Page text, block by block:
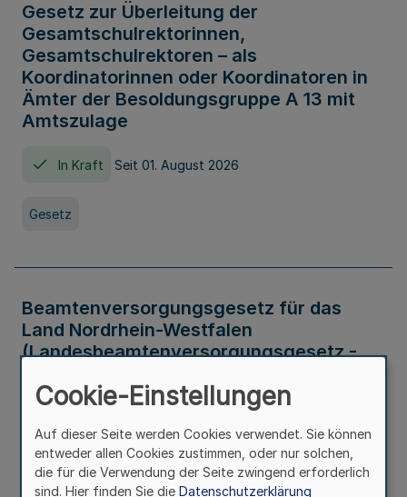
Gesetz zur Überleitung der
Gesamtschulrektorinnen,
Gesamtschulrektoren – als
Koordinatorinnen oder Koordinatoren in
Ämter der Besoldungsgruppe A 13 mit
Amtszulage
In Kraft Seit 01. August 2026
Gesetz
Beamtenversorgungsgesetz für das
Land Nordrhein-Westfalen
(Landesbeamtenversorgungsgesetz -
Gesetz
Cookie-Einstellungen
Auf dieser Seite werden Cookies verwendet. Sie können
entweder allen Cookies zustimmen, oder nur solchen,
die für die Verwendung der Seite zwingend erforderlich
sind. Hier finden Sie die Datenschutzerklärung